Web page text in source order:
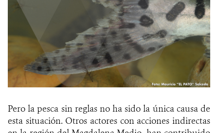
Pero la pesca sin reglas no ha sido la única causa de
esta situación. Otros actores con acciones indirectas